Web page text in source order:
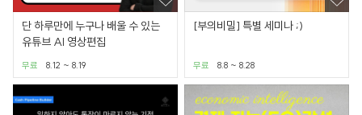
단 하루만에 누구나 배울 수 있는
유튜브 AI 영상편집
8.12 ~ 8.19
무료
[부의비밀] 특별 세미나 ;)
8.8 ~ 8.28
무료